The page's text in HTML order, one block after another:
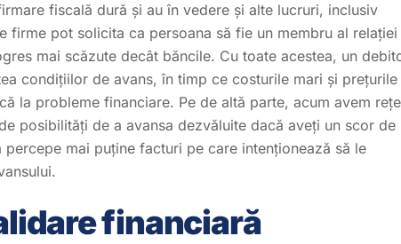
fiscală dură și au în vedere și alte lucruri, inclusiv
firme pot solicita ca persoana să fie un membru al relației
mai scăzute decât băncile. Cu toate acestea, un
condițiilor de avans, în timp ce costurile mari și prețurile
la probleme financiare. Pe de altă parte, acum avem
posibilități de a avansa dezvăluite dacă aveți un scor de
mai puține facturi pe care intenționează să le
financiară